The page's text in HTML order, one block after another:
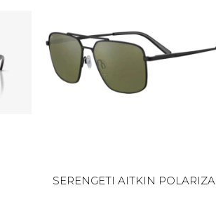
SERENGETI AITKIN